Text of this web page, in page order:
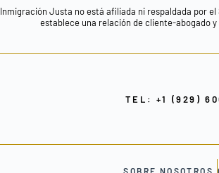
Inmigración Justa no está afiliada ni respaldada por
establece una relación de cliente-abogado
TEL: +1 (929)
SOBRE NOSOTROS